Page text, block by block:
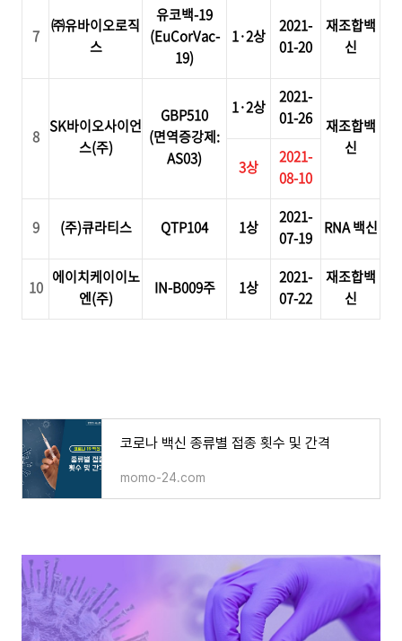
7
㈜유바이오로직
스
유코백-19
(EuCorVac-
19)
1·2상
2021-
01-20
재조합백
신
8
SK바이오사이언
스(주)
GBP510
(면역증강제:
AS03)
1·2상
2021-
01-26
재조합백
신
3상
2021-
08-10
9 (주)큐라티스 QTP104 1상
2021-
07-19
RNA백신
10
에이치케이이노
엔(주)
IN-B009주 1상
2021-
07-22
재조합백
신
코로나 백신 종류별 접종 횟수 및 간격
momo-24.com